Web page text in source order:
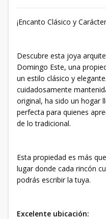
¡Encanto Clásico y
Descubre esta joya
Domingo Este, una
un estilo clásico y
cuidadosamente
original, ha sido un hogar
perfecta para quienes
de lo tradicional.
Esta propiedad es más
lugar donde cada rincón
podrás escribir la tuya.
Excelente ubicación: